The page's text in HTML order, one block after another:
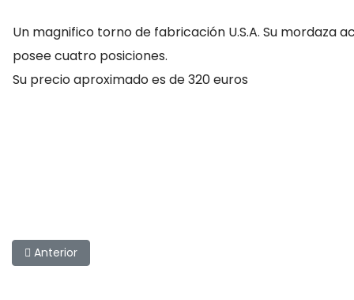
Un magnifico torno de fabricación U.S.A. Su mordaza
posee cuatro posiciones.
Su precio aproximado es de 320 euros
Artículo anterior: Equivalencias entre anzuelos
Anterior